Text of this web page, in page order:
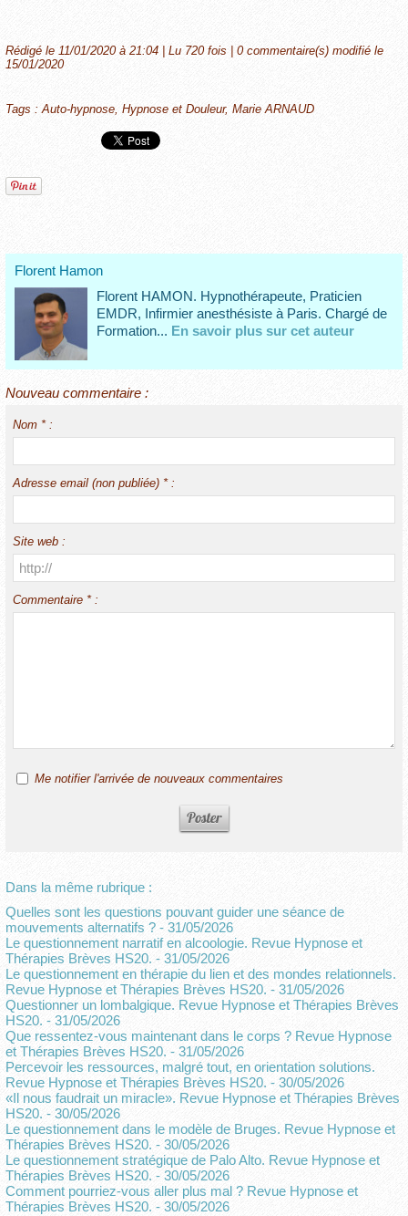
Rédigé le 11/01/2020 à 21:04 | Lu 720 fois | 0commentaire(s) modifié le
15/01/2020
Tags :Auto-hypnose, Hypnose et Douleur, Marie ARNAUD
Florent Hamon
Florent HAMON. Hypnothérapeute, Praticien
EMDR, Infirmier anesthésiste à Paris. Chargé de
Formation... En savoir plus sur cet auteur
Nouveau commentaire :
Nom * :
Adresse email (non publiée) * :
Site web :
Commentaire * :
Me notifier l'arrivée de nouveaux commentaires
Dans la même rubrique :
Quelles sont les questions pouvant guider une séance de
mouvements alternatifs ? - 31/05/2026
Le questionnement narratif en alcoologie. Revue Hypnose et
Thérapies Brèves HS20. - 31/05/2026
Le questionnement en thérapie du lien et des mondes relationnels.
Revue Hypnose et Thérapies Brèves HS20. - 31/05/2026
Questionner un lombalgique. Revue Hypnose et Thérapies Brèves
HS20. - 31/05/2026
Que ressentez-vous maintenant dans le corps ? Revue Hypnose
et Thérapies Brèves HS20. - 31/05/2026
Percevoir les ressources, malgré tout, en orientation solutions.
Revue Hypnose et Thérapies Brèves HS20. - 30/05/2026
«Il nous faudrait un miracle». Revue Hypnose et Thérapies Brèves
HS20. - 30/05/2026
Le questionnement dans le modèle de Bruges. Revue Hypnose et
Thérapies Brèves HS20. - 30/05/2026
Le questionnement stratégique de Palo Alto. Revue Hypnose et
Thérapies Brèves HS20. - 30/05/2026
Comment pourriez-vous aller plus mal ? Revue Hypnose et
Thérapies Brèves HS20. - 30/05/2026